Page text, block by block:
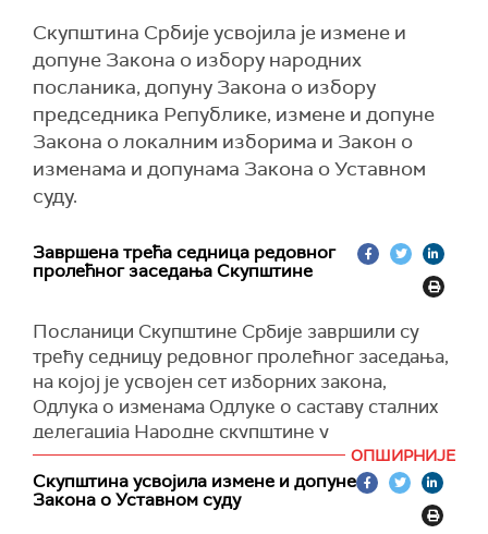
Скупштина Србије усвојила је измене и
допуне Закона о избору народних
посланика, допуну Закона о избору
председника Републике, измене и допуне
Закона о локалним изборима и Закон о
изменама и допунама Закона о Уставном
суду.
Завршена трећа седница редовног
пролећног заседања Скупштине
Посланици Скупштине Србије завршили су
трећу седницу редовног пролећног заседања,
на којој је усвојен сет изборних закона,
Одлука о изменама Одлуке о саставу сталних
делегација Народне скупштине у
међународним парламентарним институцијама
и Одлука о измени Одлуке о избору чланова и
заменика чланова одбора Народне скупштине
ОПШИРНИЈЕ
Скупштина усвојила измене и допуне
Закона о Уставном суду